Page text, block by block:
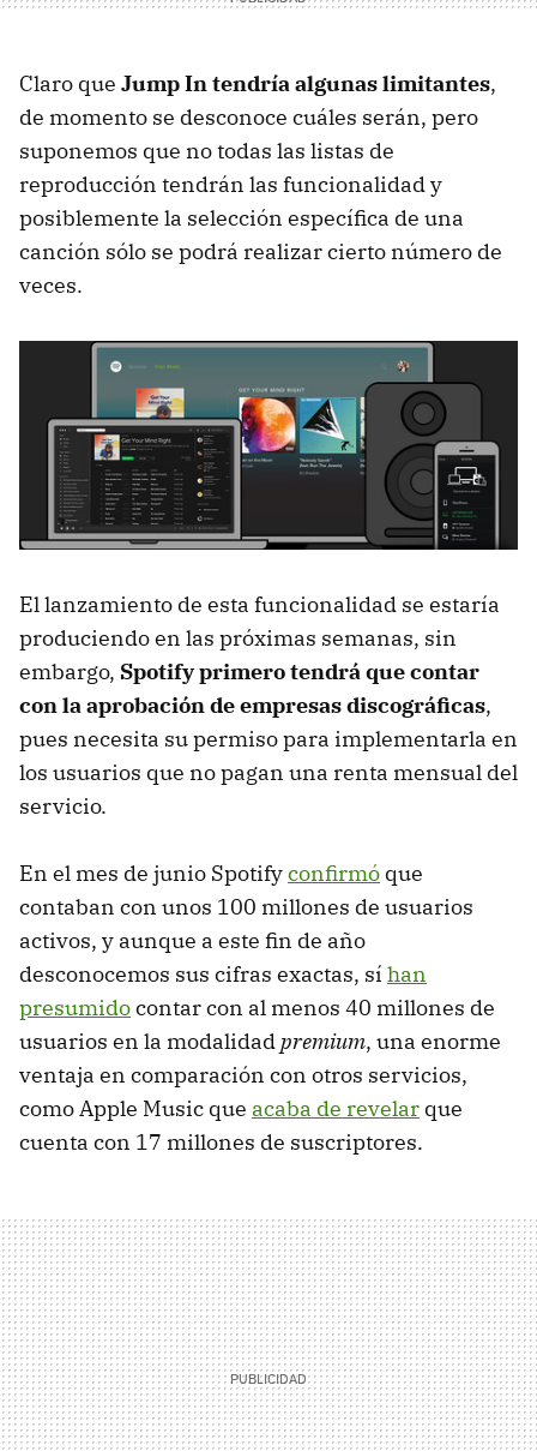
Claro que Jump In tendría algunas limitantes,
de momento se desconoce cuáles serán, pero
suponemos que no todas las listas de
reproducción tendrán las funcionalidad y
posiblemente la selección específica de una
canción sólo se podrá realizar cierto número de
veces.
El lanzamiento de esta funcionalidad se estaría
produciendo en las próximas semanas, sin
embargo, Spotify primero tendrá que contar
con la aprobación de empresas discográficas,
pues necesita su permiso para implementarla en
los usuarios que no pagan una renta mensual del
servicio.
En el mes de junio Spotifyconfirmó que
contaban con unos 100 millones de usuarios
activos, y aunque a este fin de año
desconocemos sus cifras exactas, sí han
presumidocontar con al menos 40 millones de
usuarios en la modalidadpremium, una enorme
ventaja en comparación con otros servicios,
como Apple Music que acaba de revelar que
cuenta con 17 millones de suscriptores.